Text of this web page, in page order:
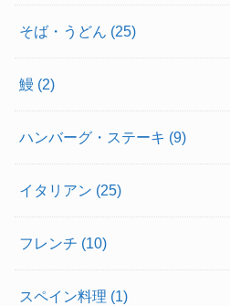
そば・うどん (25)
鰻 (2)
ハンバーグ・ステーキ (9)
イタリアン (25)
フレンチ (10)
スペイン料理 (1)